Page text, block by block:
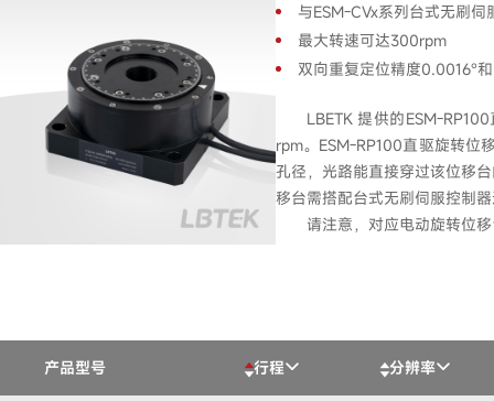
与ESM-CVx系列台式无刷伺
最大转速可达300rpm
双向重复定位精度0.0016°
LBETK 提供的ESM-
rpm。ESM-RP100直驱旋转位
孔径，光路能直接穿过该位移
移台需搭配台式无刷伺服控制
请注意，对应电动旋转位
产品型号 行程 分辨率